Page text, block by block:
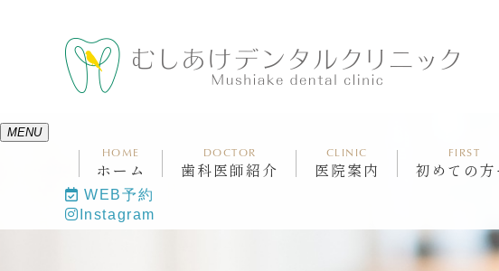
MENU
HOME
ホーム
DOCTOR
歯科医師紹介
CLINIC
医院案内
FIRST
初めての方
WEB予約
Instagram